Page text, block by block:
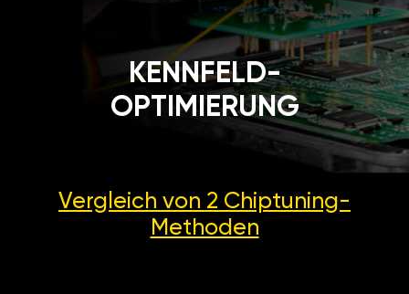
KENNFELD-
OPTIMIERUNG
Vergleich von 2 Chiptuning-
Methoden